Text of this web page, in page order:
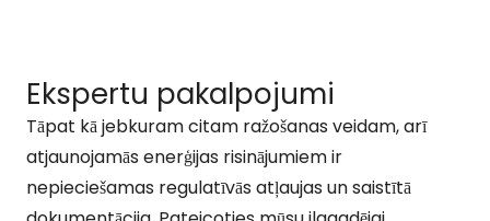
Ekspertu pakalpojumi
Tāpat kā jebkuram citam ražošanas veidam, arī
atjaunojamās enerģijas risinājumiem ir
nepieciešamas regulatīvās atļaujas un saistītā